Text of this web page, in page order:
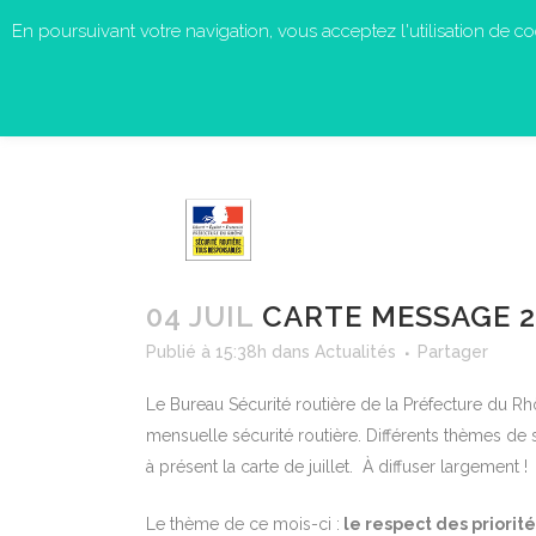
04 JUIL CARTE MESSAGE
Publié à 15:38h dans Actualités Partager
Le Bureau Sécurité routière de la Préfecture du
mensuelle sécurité routière. Différents thèmes
à présent la carte de juillet. À diffuser largement !
Le thème de ce mois-ci : le respect des
En poursuivant votre navigation, vous acceptez l'utilisation de